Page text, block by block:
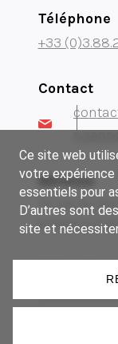
Téléphone
+33
Contact
Adresse
14 rue du
67300
Notre
Ce site web
votre expérience
essentiels pour
D’autres sont
site et